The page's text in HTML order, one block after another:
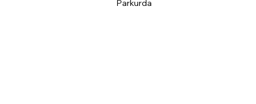
Parkurda